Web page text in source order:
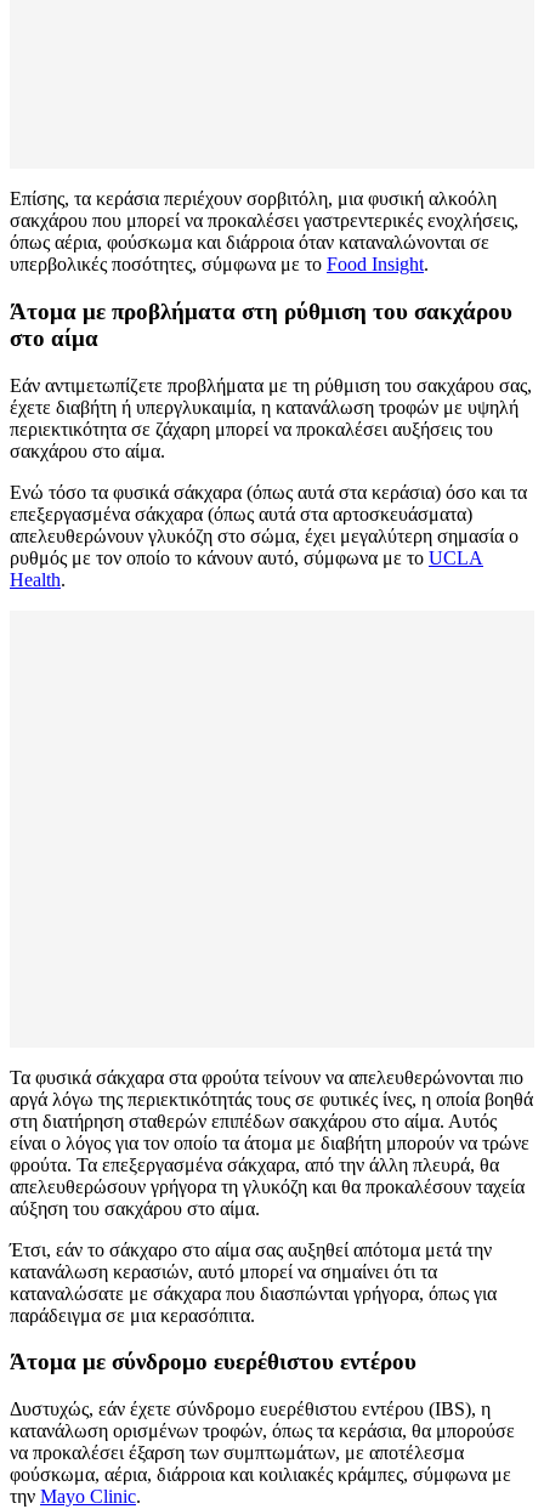
Επίσης, τα κεράσια περιέχουν σορβιτόλη, μια φυσική αλκοόλη
σακχάρου που μπορεί να προκαλέσει γαστρεντερικές ενοχλήσεις,
όπως αέρια, φούσκωμα και διάρροια όταν καταναλώνονται σε
υπερβολικές ποσότητες, σύμφωνα με το Food Insight.
Άτομα με προβλήματα στη ρύθμιση του σακχάρου
στο αίμα
Εάν αντιμετωπίζετε προβλήματα με τη ρύθμιση του σακχάρου σας,
έχετε διαβήτη ή υπεργλυκαιμία, η κατανάλωση τροφών με υψηλή
περιεκτικότητα σε ζάχαρη μπορεί να προκαλέσει αυξήσεις του
σακχάρου στο αίμα.
Ενώ τόσο τα φυσικά σάκχαρα (όπως αυτά στα κεράσια) όσο και τα
επεξεργασμένα σάκχαρα (όπως αυτά στα αρτοσκευάσματα)
απελευθερώνουν γλυκόζη στο σώμα, έχει μεγαλύτερη σημασία ο
ρυθμός με τον οποίο το κάνουν αυτό, σύμφωνα με το UCLA
Health.
Τα φυσικά σάκχαρα στα φρούτα τείνουν να απελευθερώνονται πιο
αργά λόγω της περιεκτικότητάς τους σε φυτικές ίνες, η οποία βοηθά
στη διατήρηση σταθερών επιπέδων σακχάρου στο αίμα. Αυτός
είναι ο λόγος για τον οποίο τα άτομα με διαβήτη μπορούν να τρώνε
φρούτα. Τα επεξεργασμένα σάκχαρα, από την άλλη πλευρά, θα
απελευθερώσουν γρήγορα τη γλυκόζη και θα προκαλέσουν ταχεία
αύξηση του σακχάρου στο αίμα.
Έτσι, εάν το σάκχαρο στο αίμα σας αυξηθεί απότομα μετά την
κατανάλωση κερασιών, αυτό μπορεί να σημαίνει ότι τα
καταναλώσατε με σάκχαρα που διασπώνται γρήγορα, όπως για
παράδειγμα σε μια κερασόπιτα.
Άτομα με σύνδρομο ευερέθιστου εντέρου
Δυστυχώς, εάν έχετε σύνδρομο ευερέθιστου εντέρου (IBS), η
κατανάλωση ορισμένων τροφών, όπως τα κεράσια, θα μπορούσε
να προκαλέσει έξαρση των συμπτωμάτων, με αποτέλεσμα
φούσκωμα, αέρια, διάρροια και κοιλιακές κράμπες, σύμφωνα με
την Mayo Clinic.